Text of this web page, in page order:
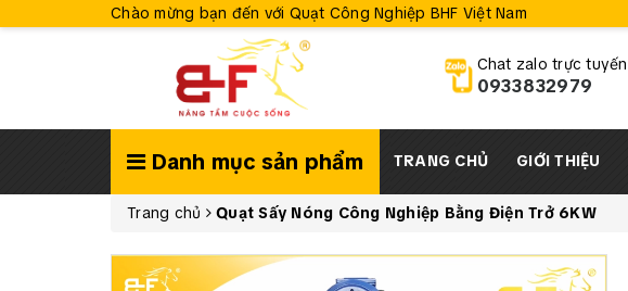
Chào mừng bạn đến với Quạt Công Nghiệp BHF Việt Nam
Chat zalo trực tuyến
0933832979
Danh mục sản phẩm TRANG CHỦ GIỚI THIỆU
Trang chủ Quạt Sấy Nóng Công Nghiệp Bằng Điện Trở 6KW